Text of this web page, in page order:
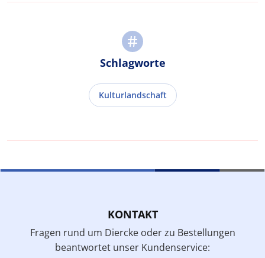
Schlagworte
Kulturlandschaft
KONTAKT
Fragen rund um Diercke oder zu Bestellungen
beantwortet unser Kundenservice: